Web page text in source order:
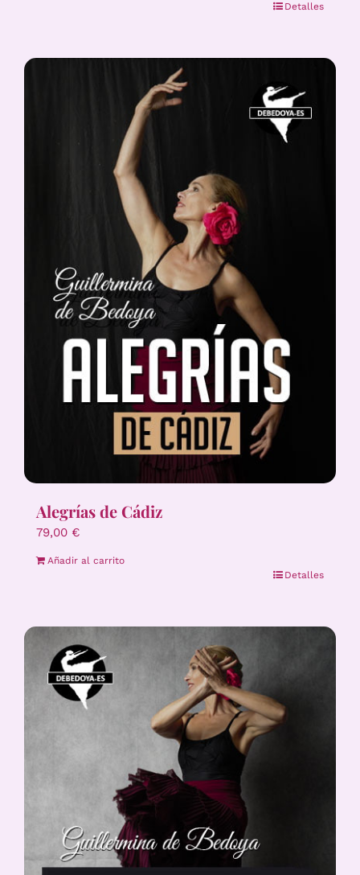
Detalles
Alegrías de Cádiz
79,00 €
Añadir al carrito
Detalles